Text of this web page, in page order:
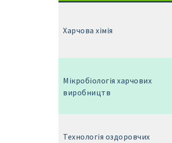
Харчова хімія
Мікробіологія харчових
виробництв
Технологія оздоровчих